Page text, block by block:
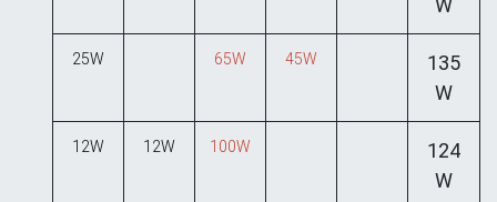
W
25W 65W 45W
135
W
12W 12W 100W
124
W